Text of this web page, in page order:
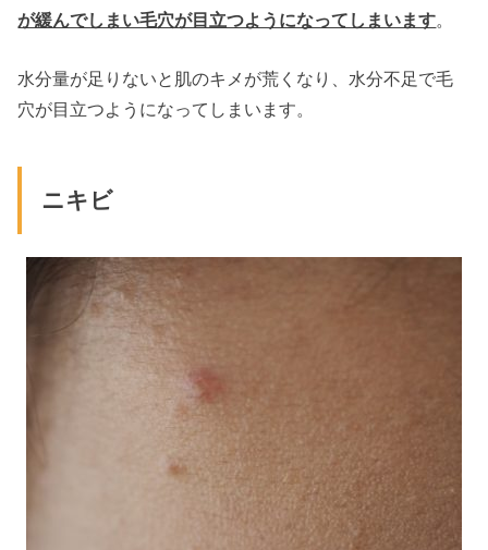
が緩んでしまい毛穴が目立つようになってしまいます。
水分量が足りないと肌のキメが荒くなり、水分不足で毛
穴が目立つようになってしまいます。
ニキビ